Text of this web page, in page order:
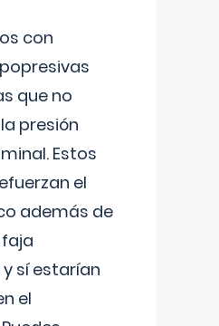
con
que no
presión
Estos
el
además de
sí estarían
el